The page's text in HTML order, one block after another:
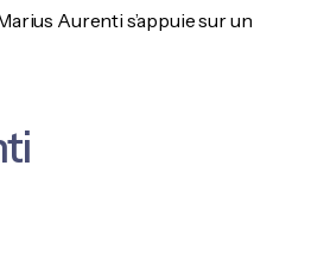
Aurenti s’appuie sur un